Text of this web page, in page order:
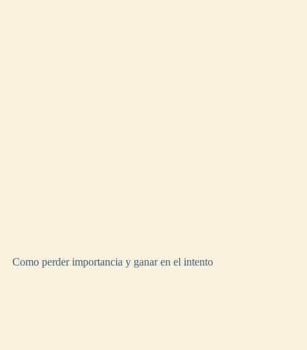
Como perder importancia y ganar en el intento